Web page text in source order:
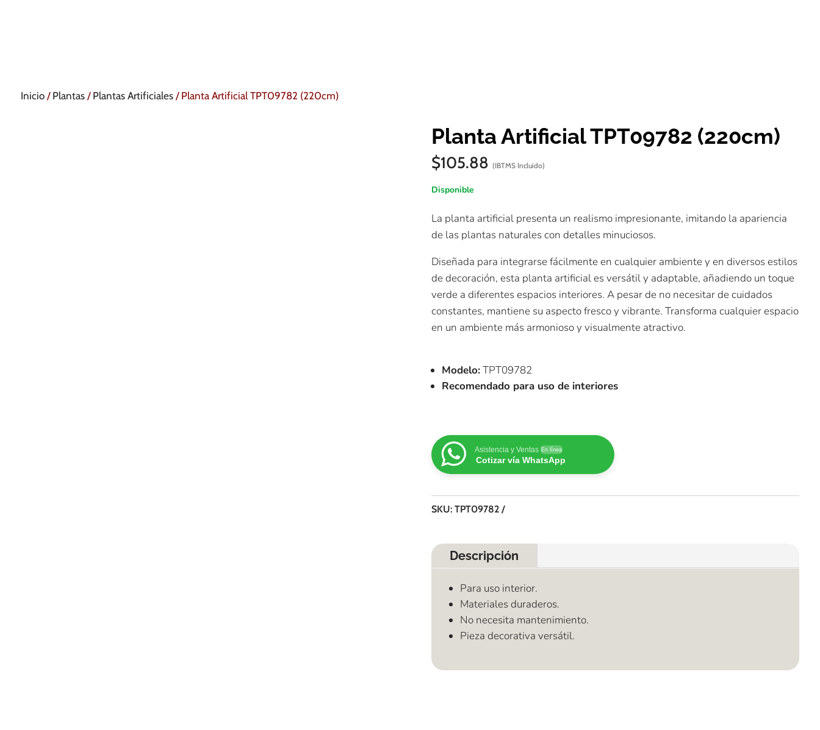
Inicio/ Plantas/ Plantas Artificiales/ Planta Artificial TPT09782 (220cm)
Planta Artificial TPT09782 (220cm)
$105.88 (IBTMS Incluido)
Disponible
La planta artificial presenta un realismo impresionante, imitando la apariencia
de las plantas naturales con detalles minuciosos.
Diseñada para integrarse fácilmente en cualquier ambiente y en diversos estilos
de decoración, esta planta artificial es versátil y adaptable, añadiendo un toque
verde a diferentes espacios interiores. A pesar de no necesitar de cuidados
constantes, mantiene su aspecto fresco y vibrante. Transforma cualquier espacio
en un ambiente más armonioso y visualmente atractivo.
Modelo:TPT09782
Recomendado para uso de interiores
Asistencia y Ventas En línea
Cotizar vía WhatsApp
SKU:TPT09782
Descripción
Para uso interior.
Materiales duraderos.
No necesita mantenimiento.
Pieza decorativa versátil.